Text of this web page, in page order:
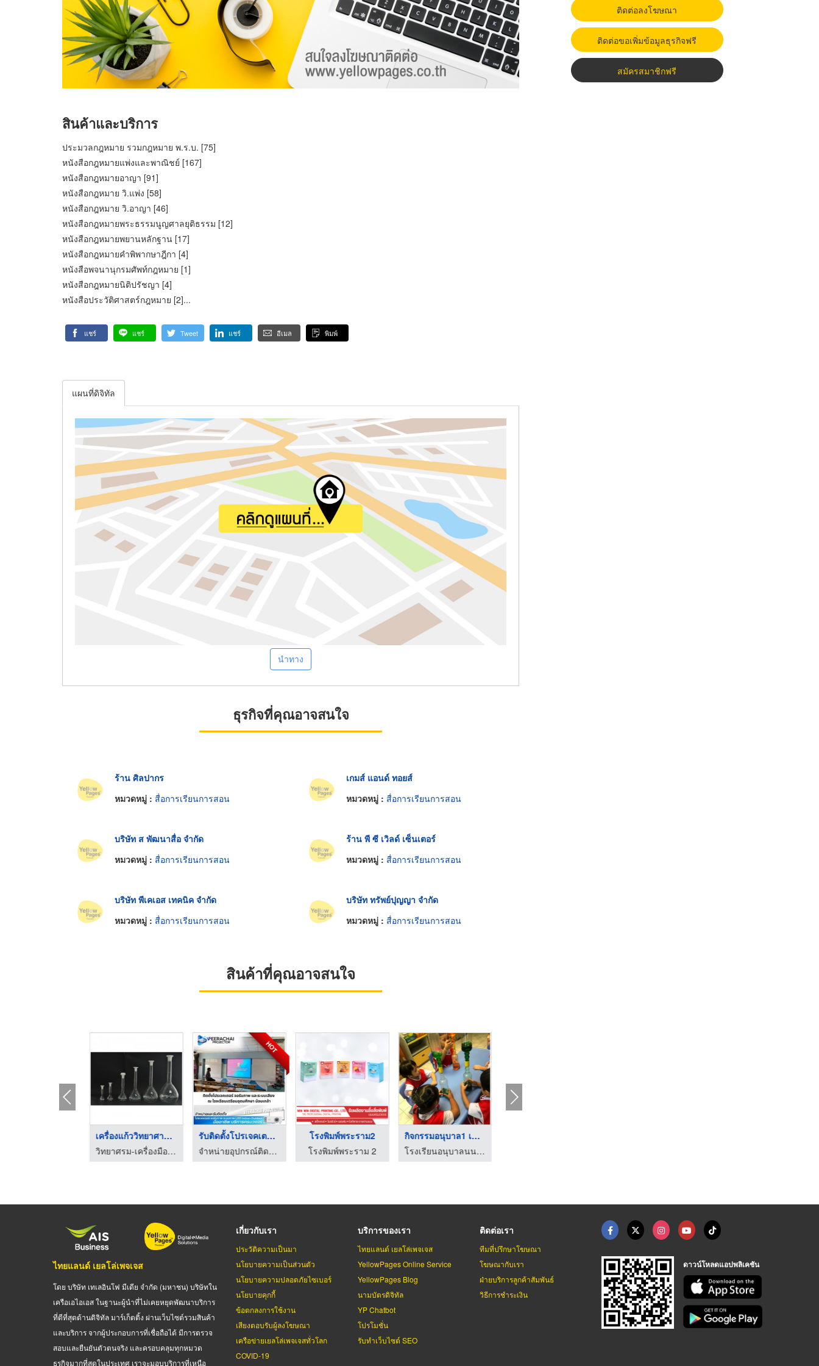
สินค้าและบริการ
ประมวลกฎหมาย รวมกฎหมาย พ.ร.บ. [75]
หนังสือกฎหมายแพ่งและพาณิชย์ [167]
หนังสือกฎหมายอาญา [91]
หนังสือกฎหมาย วิ.แพ่ง [58]
หนังสือกฎหมาย วิ.อาญา [46]
หนังสือกฎหมายพระธรรมนูญศาลยุติธรรม [12]
หนังสือกฎหมายพยานหลักฐาน [17]
หนังสือกฎหมายคำพิพากษาฎีกา [4]
หนังสือพจนานุกรมศัพท์กฎหมาย [1]
หนังสือกฎหมายนิติปรัชญา [4]
หนังสือประวัติศาสตร์กฎหมาย [2]...
แชร์ แชร์ Tweet แชร์ อีเมล พิมพ์
แผนที่ดิจิทัล
นำทาง
ธุรกิจที่คุณอาจสนใจ
ร้าน ศิลปากร
หมวดหมู่ : สื่อการเรียนการสอน
เกมส์ แอนด์ ทอยส์
หมวดหมู่ : สื่อการเรียนการสอน
บริษัท ส พัฒนาสื่อ จำกัด
หมวดหมู่ : สื่อการเรียนการสอน
ร้าน พี ซี เวิลด์ เซ็นเตอร์
หมวดหมู่ : สื่อการเรียนการสอน
บริษัท พีเคเอส เทคนิค จำกัด
หมวดหมู่ : สื่อการเรียนการสอน
บริษัท ทรัพย์ปุญญา จำกัด
หมวดหมู่ : สื่อการเรียนการสอน
สินค้าที่คุณอาจสนใจ
เครื่องแก้ววิทยาศาตร ...
วิทยาศรม-เครื่องมือทางวิทยาศาสตร์
HOT
รับติดตั้งโปรเจคเตอร ...
จำหน่ายอุปกรณ์ติดตั้งโปรเจคเตอร์ ทุกระบบ
โรงพิมพ์พระราม2
โรงพิมพ์พระราม 2
กิจกรรมอนุบาล1 เข้าเ ...
โรงเรียนอนุบาลนนทบุรี อนุบาลปากเกร็ด เนอสเซอรี่เมืองทอง
ติดต่อลงโฆษณา
ติดต่อขอเพิ่มข้อมูลธุรกิจฟรี
สมัครสมาชิกฟรี
ไทยแลนด์ เยลโล่เพจเจส
โดย บริษัท เทเลอินโฟ มีเดีย จำกัด (มหาชน) บริษัทใน
เครือเอไอเอส ในฐานะผู้นำที่ไม่เคยหยุดพัฒนาบริการ
ที่ดีที่สุดด้านดิจิทัล มาร์เก็ตติ้ง ผ่านเว็บไซต์รวมสินค้า
และบริการ จากผู้ประกอบการที่เชื่อถือได้ มีการตรวจ
สอบและยืนยันตัวตนจริง และครอบคลุมทุกหมวด
ธุรกิจมากที่สุดในประเทศ เราจะมอบบริการที่เหนือ
เกี่ยวกับเรา
ประวัติความเป็นมา
นโยบายความเป็นส่วนตัว
นโยบายความปลอดภัยไซเบอร์
นโยบายคุกกี้
ข้อตกลงการใช้งาน
เสียงตอบรับผู้ลงโฆษณา
เครือข่ายเยลโล่เพจเจสทั่วโลก
COVID-19
บริการของเรา
ไทยแลนด์ เยลโล่เพจเจส
YellowPages Online Service
YellowPages Blog
นามบัตรดิจิทัล
YP Chatbot
โปรโมชั่น
รับทำเว็บไซต์ SEO
ติดต่อเรา
ทีมที่ปรึกษาโฆษณา
โฆษณากับเรา
ฝ่ายบริการลูกค้าสัมพันธ์
วิธีการชำระเงิน
ดาวน์โหลดแอปพลิเคชัน